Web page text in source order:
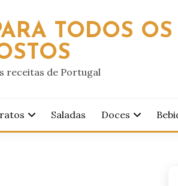
TODOS OS
receitas de Portugal
Saladas Doces